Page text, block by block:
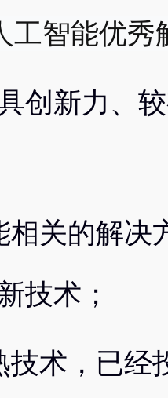
工智能优秀
创新力、
相关的解决
技术；
技术，已经